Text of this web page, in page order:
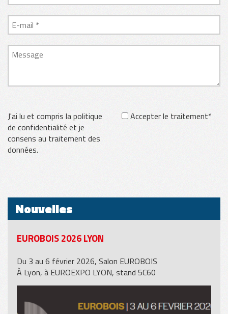
J'ai lu et compris la politique
de confidentialité et je
consens au traitement des
données.
Accepter le traitement*
Nouvelles
EUROBOIS 2026 LYON
Du 3 au 6 février 2026, Salon EUROBOIS
À Lyon, à EUROEXPO LYON, stand 5C60